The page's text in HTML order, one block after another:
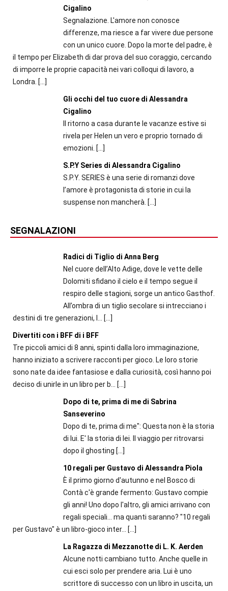
Cigalino
Segnalazione. L'amore non conosce
differenze, ma riesce a far vivere due persone
con un unico cuore. Dopo la morte del padre, è
il tempo per Elizabeth di dar prova del suo coraggio, cercando
di imporre le proprie capacità nei vari colloqui di lavoro, a
Londra. […]
Gli occhi del tuo cuore di Alessandra
Cigalino
Il ritorno a casa durante le vacanze estive si
rivela per Helen un vero e proprio tornado di
emozioni. […]
S.P.Y Series di Alessandra Cigalino
S.P.Y. SERIES è una serie di romanzi dove
l’amore è protagonista di storie in cui la
suspense non mancherà. […]
SEGNALAZIONI
Radici di Tiglio di Anna Berg
Nel cuore dell’Alto Adige, dove le vette delle
Dolomiti sfidano il cielo e il tempo segue il
respiro delle stagioni, sorge un antico Gasthof.
All’ombra di un tiglio secolare si intrecciano i
destini di tre generazioni, l... […]
Divertiti con i BFF di i BFF
Tre piccoli amici di 8 anni, spinti dalla loro immaginazione,
hanno iniziato a scrivere racconti per gioco. Le loro storie
sono nate da idee fantasiose e dalla curiosità, così hanno poi
deciso di unirle in un libro per b... […]
Dopo di te, prima di me di Sabrina
Sanseverino
Dopo di te, prima di me": Questa non è la storia
di lui. E' la storia di lei. Il viaggio per ritrovarsi
dopo il ghosting […]
10 regali per Gustavo di Alessandra Piola
È il primo giorno d'autunno e nel Bosco di
Contà c'è grande fermento: Gustavo compie
gli anni! Uno dopo l'altro, gli amici arrivano con
regali speciali... ma quanti saranno? "10 regali
per Gustavo" è un libro-gioco inter... […]
La Ragazza di Mezzanotte di L. K. Aerden
Alcune notti cambiano tutto. Anche quelle in
cui esci solo per prendere aria. Lui è uno
scrittore di successo con un libro in uscita, un